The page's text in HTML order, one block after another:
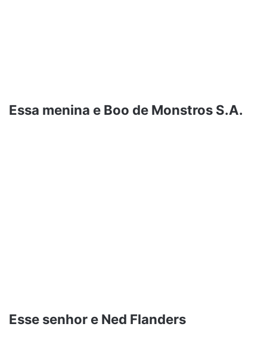
Essa menina e Boo de Monstros S.A.
Esse senhor e Ned Flanders